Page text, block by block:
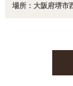
場所：大阪府堺市